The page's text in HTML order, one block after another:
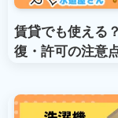
賃貸でも使える
復・許可の注意